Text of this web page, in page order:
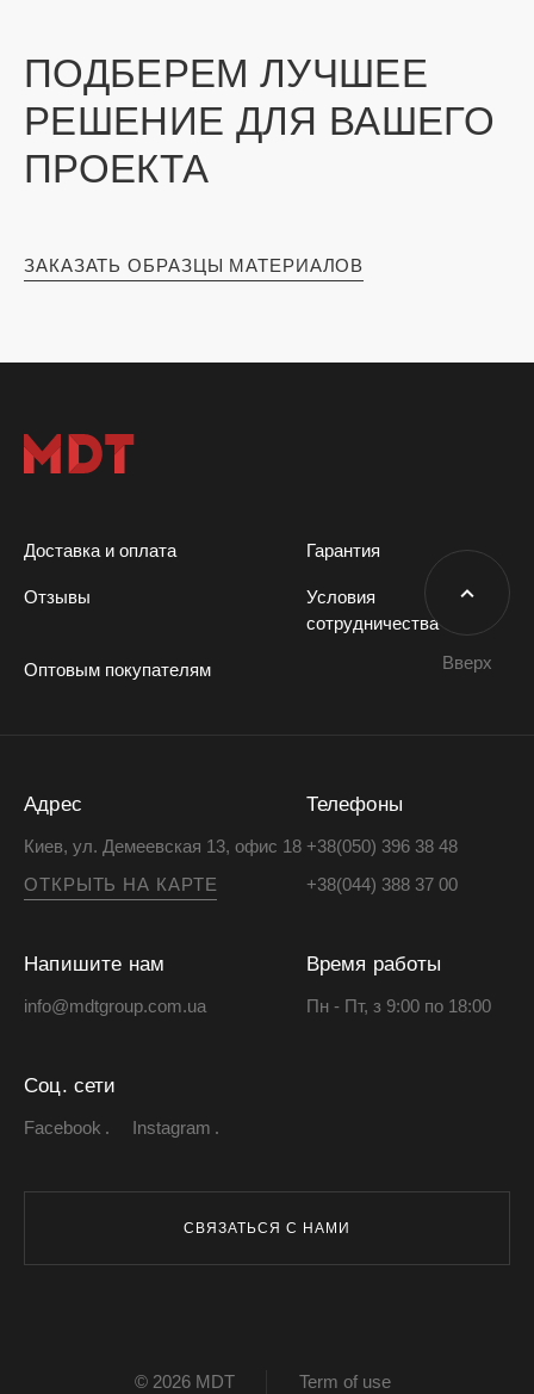
ПОДБЕРЕМ ЛУЧШЕЕ
РЕШЕНИЕ ДЛЯ ВАШЕГО
ПРОЕКТА
ЗАКАЗАТЬ ОБРАЗЦЫ МАТЕРИАЛОВ
Доставка и оплата Гарантия
Отзывы
Условия
сотрудничества
Оптовым покупателям
Адрес
Киев, ул. Демеевская 13, офис 18
ОТКРЫТЬ НА КАРТЕ
Телефоны
+38(050) 396 38 48
+38(044) 388 37 00
Напишите нам
info@mdtgroup.com.ua
Время работы
Пн - Пт, з 9:00 по 18:00
Соц. сети
Facebook Instagram
СВЯЗАТЬСЯ С НАМИ
Вверх
© 2026 MDT Term of use